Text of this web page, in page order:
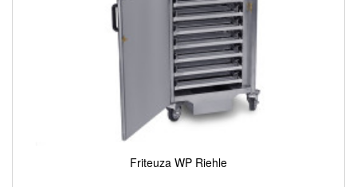
Friteuza WP Riehle